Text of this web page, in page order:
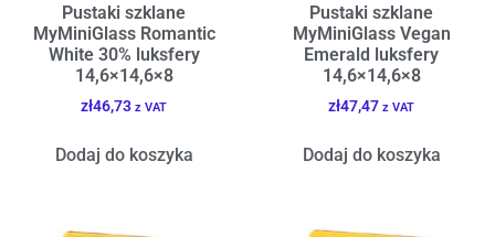
Pustaki szklane
MyMiniGlass Romantic
White 30% luksfery
14,6×14,6×8
zł46,73 z VAT
Dodaj do koszyka
Pustaki szklane
MyMiniGlass Vegan
Emerald luksfery
14,6×14,6×8
zł47,47 z VAT
Dodaj do koszyka